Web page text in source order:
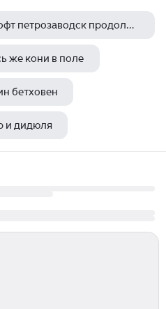
тайна семьи рейвенскрофт петрозаводск продолжительность спектакля
же кони в поле
бетховен
и дидюля